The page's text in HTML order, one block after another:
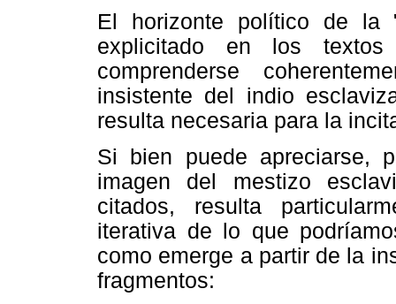
El horizonte político de la
explicitado en los
comprenderse
insistente del indio
resulta necesaria para la
Si bien puede apreciarse,
imagen del mestizo
citados, resulta
iterativa de lo que
como emerge a partir de la
fragmentos: